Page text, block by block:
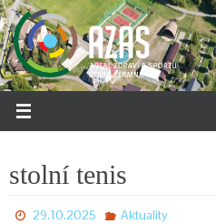
Přeskočit
na
obsah
stolní tenis
29.10.2025 Aktuality